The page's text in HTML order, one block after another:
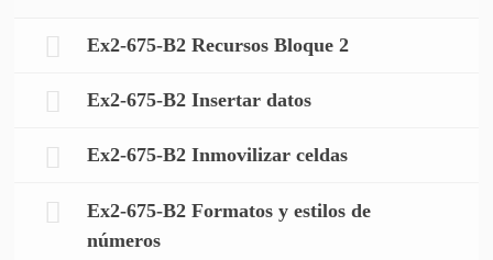
Ex2-675-B2 Recursos Bloque 2
Ex2-675-B2 Insertar datos
Ex2-675-B2 Inmovilizar celdas
Ex2-675-B2 Formatos y estilos de
números